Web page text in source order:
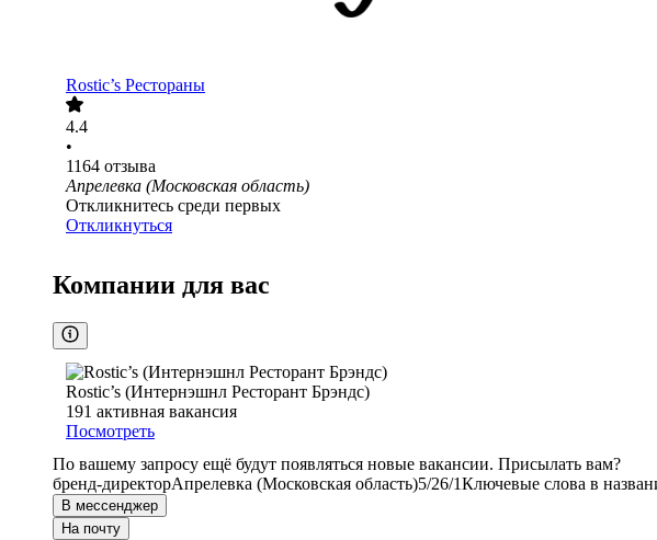
Rostic’s Рестораны
4.4
•
1164 отзыва
Апрелевка (Московская область)
Откликнитесь среди первых
Откликнуться
Компании для вас
Rostic’s (Интернэшнл Ресторант Брэндс)
191 активная вакансия
Посмотреть
По вашему запросу ещё будут появляться новые вакансии. Присылать вам?
бренд-директорАпрелевка (Московская область)5/26/1Ключевые слова в
В мессенджер
На почту